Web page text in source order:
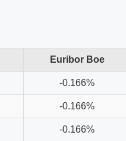
Euribor Boe
-0.166%
-0.166%
-0.166%